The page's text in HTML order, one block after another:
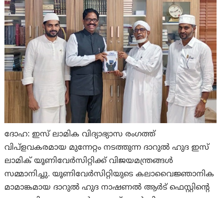
ദോഹ: ഇസ് ലാമിക വിദ്യാഭ്യാസ രംഗത്ത്
വിപ്‌ളവകരമായ മുന്നേറ്റം നടത്തുന്ന ദാറുല്‍ ഹുദ ഇസ്
ലാമിക് യൂണിവേര്‍സിറ്റിക്ക് വിജയമന്ത്രങ്ങള്‍
സമ്മാനിച്ചു. യൂണിവേര്‍സിറ്റിയുടെ കലാവൈജ്ഞാനിക
മാമാങ്കമായ ദാറുല്‍ ഹുദ നാഷണല്‍ ആര്‍ട് ഫെസ്റ്റിന്റെ